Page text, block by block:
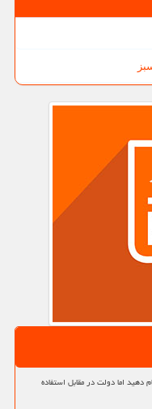
دهید اما دولت در مقابل استفاده